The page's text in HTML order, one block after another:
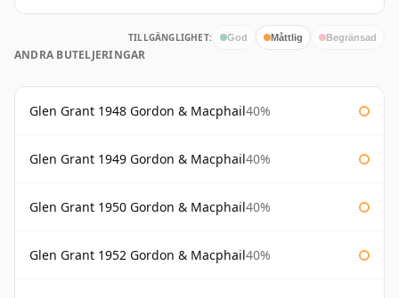
TILLGÄNGLIGHET: God Måttlig Begränsad
ANDRA BUTELJERINGAR
Glen Grant 1948 Gordon & Macphail40%
Glen Grant 1949 Gordon & Macphail40%
Glen Grant 1950 Gordon & Macphail40%
Glen Grant 1952 Gordon & Macphail40%